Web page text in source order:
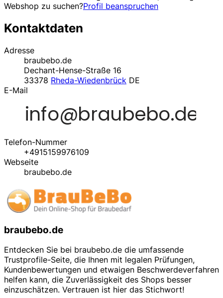
Webshop zu suchen?Profil beanspruchen
Kontaktdaten
Adresse
braubebo.de
Dechant-Hense-Straße 16
33378 Rheda-Wiedenbrück DE
E-Mail
Telefon-Nummer
+4915159976109
Webseite
braubebo.de
braubebo.de
Entdecken Sie bei braubebo.de die umfassende
Trustprofile-Seite, die Ihnen mit legalen Prüfungen,
Kundenbewertungen und etwaigen Beschwerdeverfahren
helfen kann, die Zuverlässigkeit des Shops besser
einzuschätzen. Vertrauen ist hier das Stichwort!